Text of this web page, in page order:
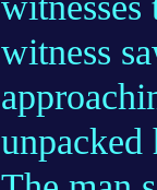
witness